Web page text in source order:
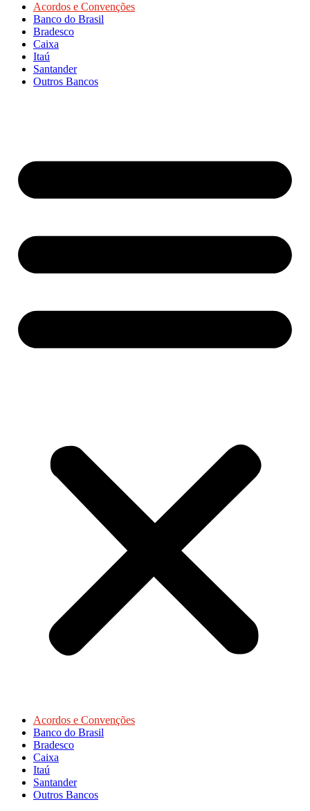
Acordos e Convenções
Banco do Brasil
Bradesco
Caixa
Itaú
Santander
Outros Bancos
Acordos e Convenções
Banco do Brasil
Bradesco
Caixa
Itaú
Santander
Outros Bancos